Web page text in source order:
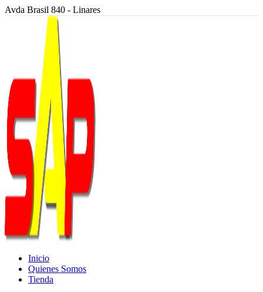
Avda Brasil 840 - Linares
Inicio
Quienes Somos
Tienda